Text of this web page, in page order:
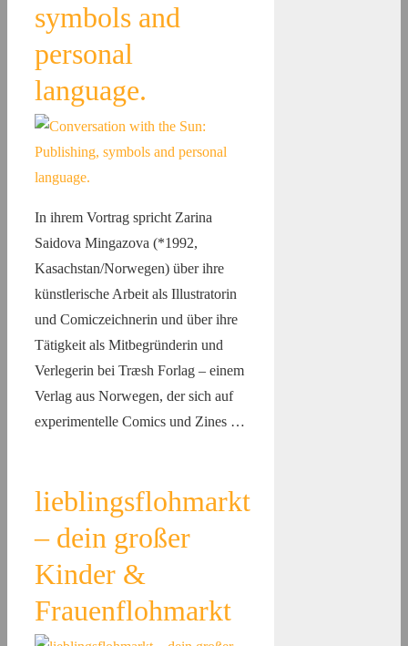
symbols and
personal
language.
In ihrem Vortrag spricht Zarina
Saidova Mingazova (*1992,
Kasachstan/Norwegen) über ihre
künstlerische Arbeit als Illustratorin
und Comiczeichnerin und über ihre
Tätigkeit als Mitbegründerin und
Verlegerin bei Træsh Forlag – einem
Verlag aus Norwegen, der sich auf
experimentelle Comics und Zines …
lieblingsflohmarkt
– dein großer
Kinder &
Frauenflohmarkt